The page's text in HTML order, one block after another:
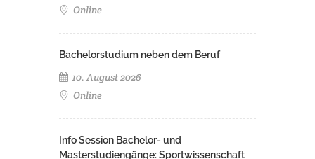
Online
Bachelorstudium neben dem Beruf
10. August 2026
Online
Info Session Bachelor- und
Masterstudiengänge: Sportwissenschaft